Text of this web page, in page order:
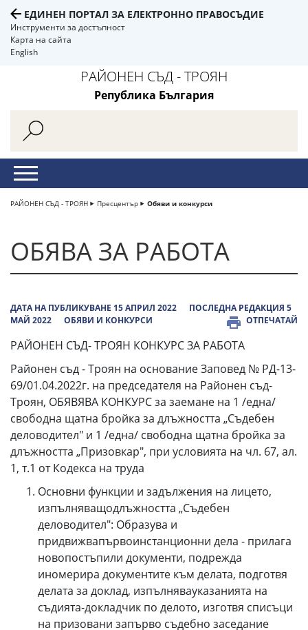
ЕДИНЕН ПОРТАЛ ЗА ЕЛЕКТРОННО ПРАВОСЪДИЕ
Инструменти за достъпност
Карта на сайта
English
РАЙОНЕН СЪД - ТРОЯН
Република България
РАЙОНЕН СЪД - ТРОЯН Пресцентър Обяви и конкурси
ОБЯВА ЗА РАБОТА
ДАТА НА ПУБЛИКУВАНЕ 15 АПРИЛ 2022
ПОСЛЕДНА РЕДАКЦИЯ 5
МАЙ 2022
ОБЯВИ И КОНКУРСИ ОТПЕЧАТАЙ
РАЙОНЕН СЪД- ТРОЯН КОНКУРС ЗА РАБОТА
Районен съд - Троян на основание Заповед № РД-13-
69/01.04.2022г. на председателя на Районен съд-
Троян, ОБЯВЯВА КОНКУРС за заемане на 1 /една/
свободна щатна бройка за длъжността „Съдебен
деловодител" и 1 /една/ свободна щатна бройка за
длъжността „Призовкар", при условията на чл. 67, ал.
1, т.1 от Кодекса на труда
Основни функции и задължения на лицето,
изпълняващодлъжността „Съдебен
деловодител": Образува и
придвижвапървоинстанционни дела - прилага
новопостъпили документи, подрежда
иномерира документите към делата, подготвя
делата за доклад, изпълнявауказанията на
съдията-докладчик по делото, изготвя списъци
на призовани запърво съдебно заседание